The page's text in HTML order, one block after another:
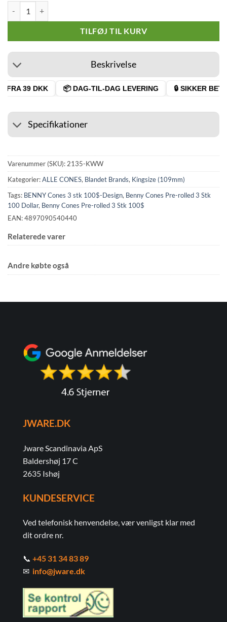
TILFØJ TIL KURV
Beskrivelse
39 DKK 📦 DAG-TIL-DAG LEVERING 🔒 SIKKER
Specifikationer
Varenummer (SKU): 2135-KWW
Kategorier:ALLE CONES, Blandet Brands, Kingsize (109mm)
Tags: BENNY Cones 3 stk 100$-Design, Benny Cones Pre-rolled 3 Stk
100 Dollar, Benny Cones Pre-rolled 3 Stk 100$
EAN: 4897090540440
Relaterede varer
Andre købte også
JWARE.DK
Jware Scandinavia ApS
Baldershøj 17 C
2635 Ishøj
KUNDESERVICE
Ved telefonisk henvendelse, vær venligst klar med
dit ordre nr.
📞 +45 31 34 83 89
✉ info@jware.dk